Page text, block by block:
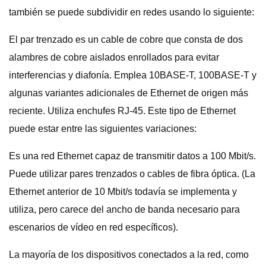
también se puede subdividir en redes usando lo siguiente:
El par trenzado es un cable de cobre que consta de dos
alambres de cobre aislados enrollados para evitar
interferencias y diafonía. Emplea 10BASE-T, 100BASE-T y
algunas variantes adicionales de Ethernet de origen más
reciente. Utiliza enchufes RJ-45. Este tipo de Ethernet
puede estar entre las siguientes variaciones:
Es una red Ethernet capaz de transmitir datos a 100 Mbit/s.
Puede utilizar pares trenzados o cables de fibra óptica. (La
Ethernet anterior de 10 Mbit/s todavía se implementa y
utiliza, pero carece del ancho de banda necesario para
escenarios de vídeo en red específicos).
La mayoría de los dispositivos conectados a la red, como